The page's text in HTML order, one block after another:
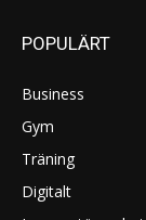
POPULÄRT
Business
Gym
Träning
Digitalt